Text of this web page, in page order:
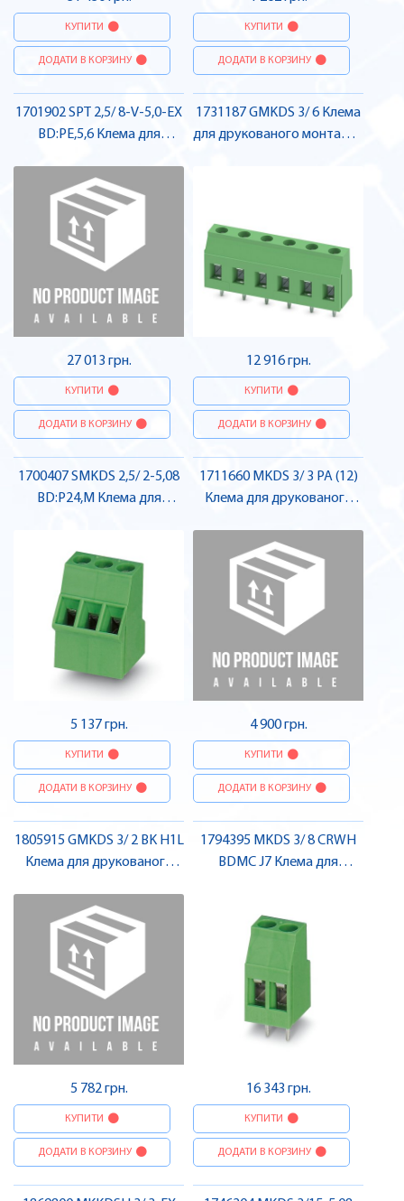
КУПИТИ
ДОДАТИ В КОРЗИНУ
КУПИТИ
ДОДАТИ В КОРЗИНУ
1701902 SPT 2,5/ 8-V-5,0-EX
BD:PE,5,6 Клема для
Pheonix Contact
27 013 грн.
КУПИТИ
ДОДАТИ В КОРЗИНУ
1731187 GMKDS 3/ 6 Клема
для друкованого монтажу ,
12 916 грн.
КУПИТИ
ДОДАТИ В КОРЗИНУ
1700407 SMKDS 2,5/ 2-5,08
BD:P24,M Клема для
5 137 грн.
КУПИТИ
ДОДАТИ В КОРЗИНУ
1711660 MKDS 3/ 3 PA (12)
Клема для друкованого
4 900 грн.
КУПИТИ
ДОДАТИ В КОРЗИНУ
1805915 GMKDS 3/ 2 BK H1L
Клема для друкованого
5 782 грн.
КУПИТИ
ДОДАТИ В КОРЗИНУ
1794395 MKDS 3/ 8 CRWH
BDMC J7 Клема для
16 343 грн.
КУПИТИ
ДОДАТИ В КОРЗИНУ